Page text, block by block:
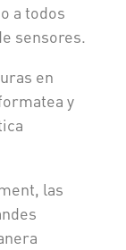
a todos
sensores.
en
y
las